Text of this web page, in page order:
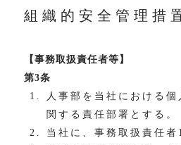
組織的安全管理措
【事務取扱責任者等】
第3条
人事部を当社における
関する責任部署とする。
当社に、事務取扱責任者